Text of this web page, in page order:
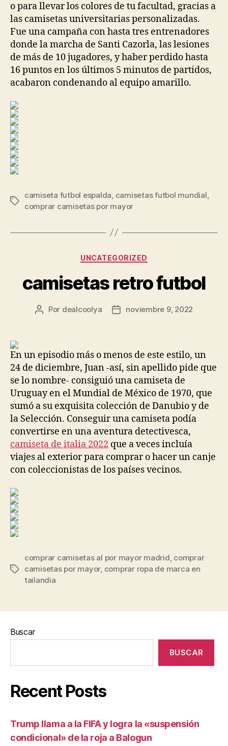
o para llevar los colores de tu facultad, gracias a
las camisetas universitarias personalizadas.
Fue una campaña con hasta tres entrenadores
donde la marcha de Santi Cazorla, las lesiones
de más de 10 jugadores, y haber perdido hasta
16 puntos en los últimos 5 minutos de partidos,
acabaron condenando al equipo amarillo.
Etiquetas
camiseta futbol espalda camisetas futbol mundial
comprar camisetas por mayor
Categorías
UNCATEGORIZED
camisetas retro futbol
Autor
Por dealcoolya
Fechanoviembre 9, 2022
En un episodio más o menos de este estilo, un
24 de diciembre, Juan -así, sin apellido pide que
se lo nombre- consiguió una camiseta de
Uruguay en el Mundial de México de 1970, que
sumó a su exquisita colección de Danubio y de
la Selección. Conseguir una camiseta podía
convertirse en una aventura detectivesca,
camiseta de italia 2022 que a veces incluía
viajes al exterior para comprar o hacer un canje
con coleccionistas de los países vecinos.
Etiquetas
comprar camisetas al por mayor madrid comprar
camisetas por mayor, comprar ropa de marca en
tailandia
Buscar
BUSCAR
Recent Posts
Trump llama a la FIFA y logra la «suspensión
condicional» de la roja a Balogun